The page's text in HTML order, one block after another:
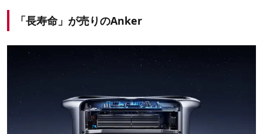
「長寿命」が売りのAnker